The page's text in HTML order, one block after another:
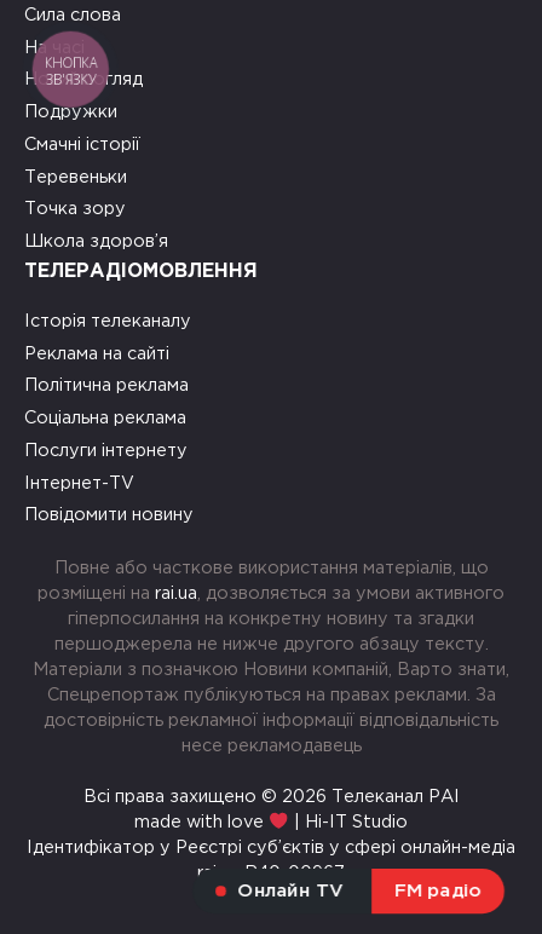
Онлайн TV FM радіо
Сила слова
На часі
Новий погляд
Подружки
Смачні історії
Теревеньки
Точка зору
Школа здоров’я
ТЕЛЕРАДІОМОВЛЕННЯ
Історія телеканалу
Реклама на сайті
Політична реклама
Соціальна реклама
Послуги інтернету
Інтернет-TV
Повідомити новину
Повне або часткове використання матеріалів, що
розміщені на rai.ua , дозволяється за умови активного
гіперпосилання на конкретну новину та згадки
першоджерела не нижче другого абзацу тексту.
Матеріали з позначкою Новини компаній, Варто знати,
Спецрепортаж публікуються на правах реклами. За
достовірність рекламної інформації відповідальність
несе рекламодавець
Всі права захищено © 2026 Телеканал РАІ
made with love
| Hi-IT Studio
Ідентифікатор у Реєстрі суб’єктів у сфері онлайн-медіа
rai.ua R40-00967
КНОПКА
ЗВ'ЯЗКУ